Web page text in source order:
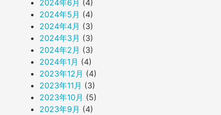
2024年6月 (4)
2024年5月 (4)
2024年4月 (3)
2024年3月 (3)
2024年2月 (3)
2024年1月 (4)
2023年12月 (4)
2023年11月 (3)
2023年10月 (5)
2023年9月 (4)